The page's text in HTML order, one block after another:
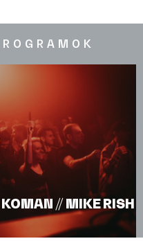
// MIKE RISH